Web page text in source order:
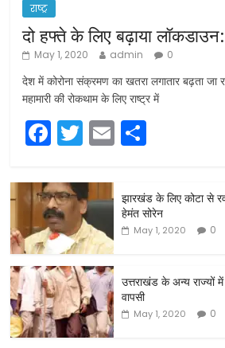
राष्ट्र
दो हफ्ते के लिए बढ़ाया
May 1, 2020 admin 0
देश में कोरोना संक्रमण का खतरा लगातार बढ़ता जा
महामारी की रोकथाम के लिए राष्ट्र में
F
c
e
b
o
o
k
T
itt
er
E
ar
e
झारखंड के लिए कोटा से
हेमंत सोरेन
May 1, 2020 0
उत्तराखंड के अन्य राज्यों
वापसी
May 1, 2020 0